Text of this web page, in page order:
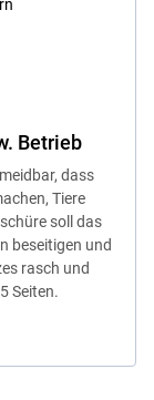
Betrieb
dass
Tiere
soll das
beseitigen und
rasch und
Seiten.